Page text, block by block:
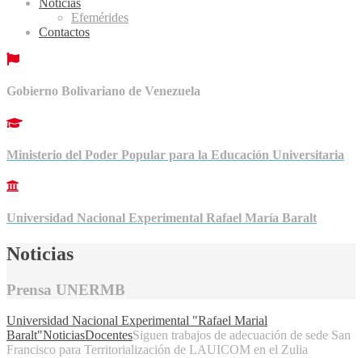
Noticias
Efemérides
Contactos
Gobierno Bolivariano de Venezuela
Ministerio del Poder Popular para la Educación Universitaria
Universidad Nacional Experimental Rafael María Baralt
Noticias
Prensa UNERMB
Universidad Nacional Experimental "Rafael Marial
Baralt"NoticiasDocentesSiguen trabajos de adecuación de sede San
Francisco para Territorialización de LAUICOM en el Zulia